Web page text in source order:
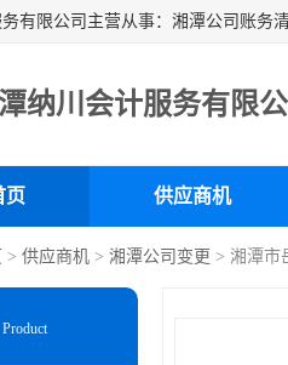
纳川会计服务有限
页 供应商机
> 供应商机 > 湘潭公司变更 > 湘潭市
Product